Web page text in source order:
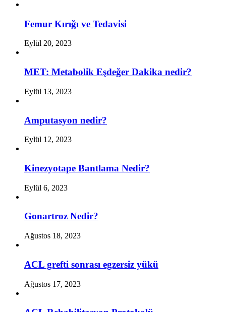
Femur Kırığı ve Tedavisi
Eylül 20, 2023
MET: Metabolik Eşdeğer Dakika nedir?
Eylül 13, 2023
Amputasyon nedir?
Eylül 12, 2023
Kinezyotape Bantlama Nedir?
Eylül 6, 2023
Gonartroz Nedir?
Ağustos 18, 2023
ACL grefti sonrası egzersiz yükü
Ağustos 17, 2023